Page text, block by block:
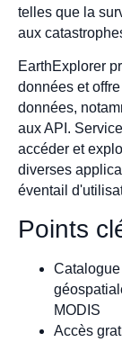
telles que la
aux
EarthExplorer
données et
données,
aux API.
accéder et
diverses
éventail
Points
MODIS
Accès